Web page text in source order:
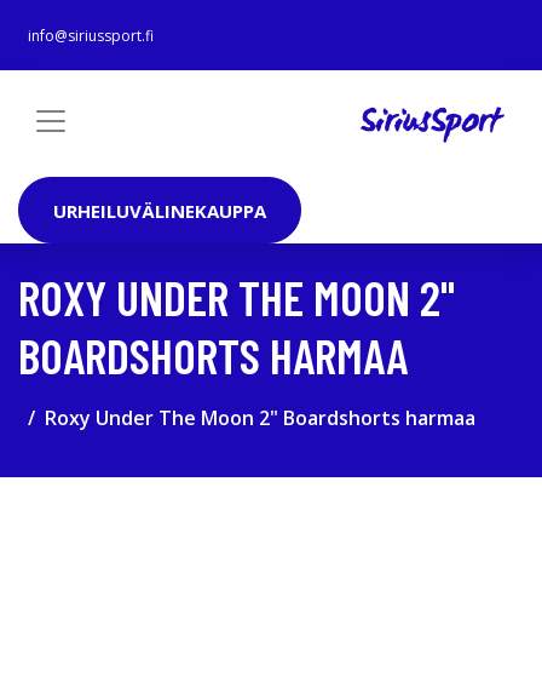
info@siriussport.fi
URHEILUVÄLINEKAUPPA
ROXY UNDER THE MOON 2"
BOARDSHORTS HARMAA
Roxy Under The Moon 2" Boardshorts harmaa